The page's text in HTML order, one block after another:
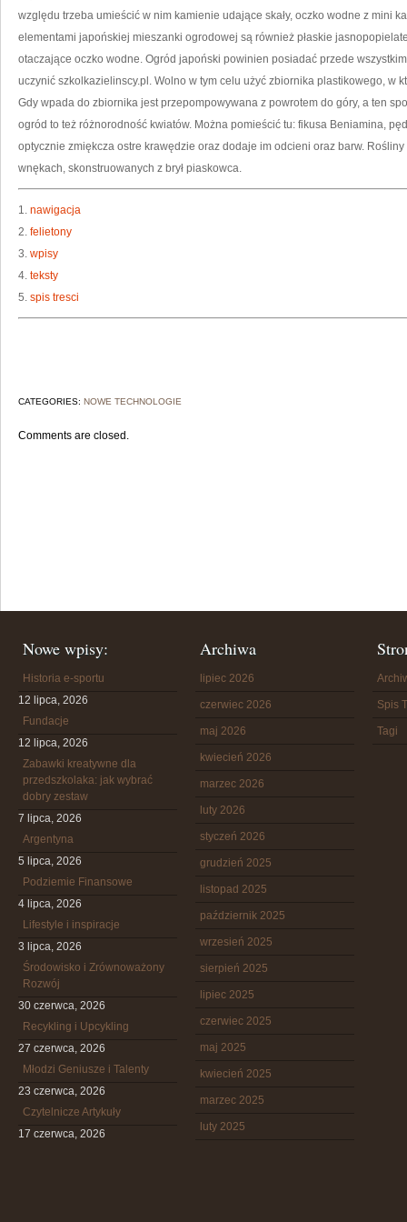
względu trzeba umieścić w nim kamienie udające skały, oczko wodne z mini
elementami japońskiej mieszanki ogrodowej są również płaskie
otaczające oczko wodne. Ogród japoński powinien posiadać przede
uczynić szkolkazielinscy.pl. Wolno w tym celu użyć zbiornika plastikowego, w
Gdy wpada do zbiornika jest przepompowywana z powrotem do góry, a ten
ogród to też różnorodność kwiatów. Można pomieścić tu: fikusa Beniamina,
optycznie zmiękcza ostre krawędzie oraz dodaje im odcieni oraz barw.
wnękach, skonstruowanych z brył piaskowca.
1. nawigacja
2. felietony
3. wpisy
4. teksty
5. spis tresci
CATEGORIES: NOWE TECHNOLOGIE
Comments are closed.
Nowe wpisy:
Historia e-sportu
12 lipca, 2026
Fundacje
12 lipca, 2026
Zabawki kreatywne dla
przedszkolaka: jak wybrać
dobry zestaw
7 lipca, 2026
Argentyna
5 lipca, 2026
Podziemie Finansowe
4 lipca, 2026
Lifestyle i inspiracje
3 lipca, 2026
Środowisko i Zrównoważony
Rozwój
30 czerwca, 2026
Recykling i Upcykling
27 czerwca, 2026
Młodzi Geniusze i Talenty
23 czerwca, 2026
Czytelnicze Artykuły
17 czerwca, 2026
Archiwa
lipiec 2026
czerwiec 2026
maj 2026
kwiecień 2026
marzec 2026
luty 2026
styczeń 2026
grudzień 2025
listopad 2025
październik 2025
wrzesień 2025
sierpień 2025
lipiec 2025
czerwiec 2025
maj 2025
kwiecień 2025
marzec 2025
luty 2025
Spis
Tagi